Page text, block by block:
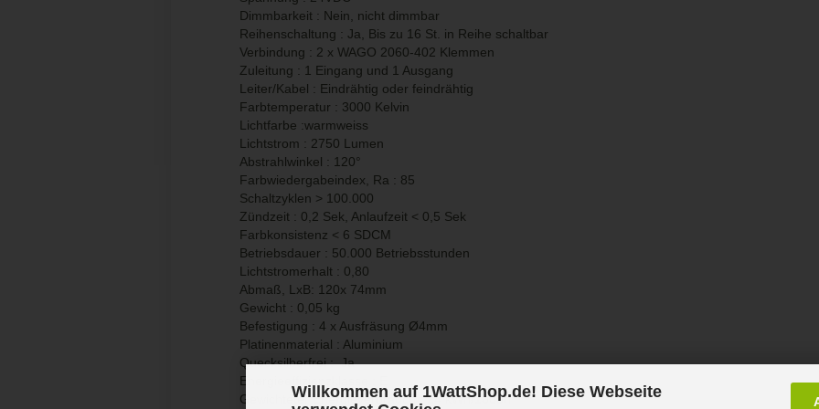
Willkommen auf 1WattShop.de! Diese Webseite
Dimmbarkeit : Nein, nicht dimmbar
Reihenschaltung : Ja, Bis zu 16 St. in Reihe schaltbar
Verbindung : 2 x WAGO 2060-402 Klemmen
Zuleitung : 1 Eingang und 1 Ausgang
Leiter/Kabel : Eindrähtig oder feindrähtig
Farbtemperatur : 3000 Kelvin
Lichtfarbe :warmweiss
Lichtstrom : 2750 Lumen
Abstrahlwinkel : 120°
Farbwiedergabeindex, Ra : 85
Schaltzyklen > 100.000
Zündzeit : 0,2 Sek, Anlaufzeit < 0,5 Sek
Farbkonsistenz < 6 SDCM
Betriebsdauer : 50.000 Betriebsstunden
Lichtstromerhalt : 0,80
Abmaß, LxB: 120x 74mm
Gewicht : 0,05 kg
Befestigung : 4 x Ausfräsung Ø4mm
Platinenmaterial : Aluminium
Quecksilberfrei : Ja
Energieeffizienzklasse : E
Gewichteter Energieverbrauch : 24 kWh/1000h